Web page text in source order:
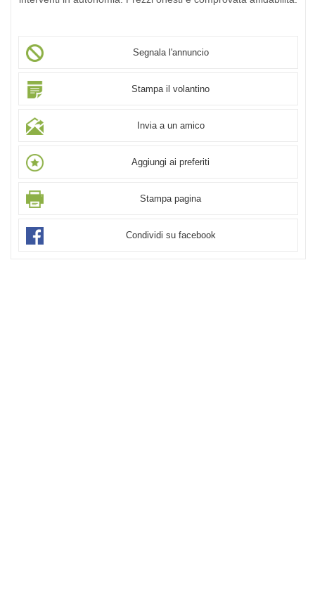
Segnala l'annuncio
Stampa il volantino
Invia a un amico
Aggiungi ai preferiti
Stampa pagina
Condividi su facebook